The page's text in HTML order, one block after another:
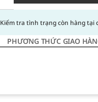
Kiểm tra tình trạng còn hàng tại
PHƯƠNG THỨC GIAO